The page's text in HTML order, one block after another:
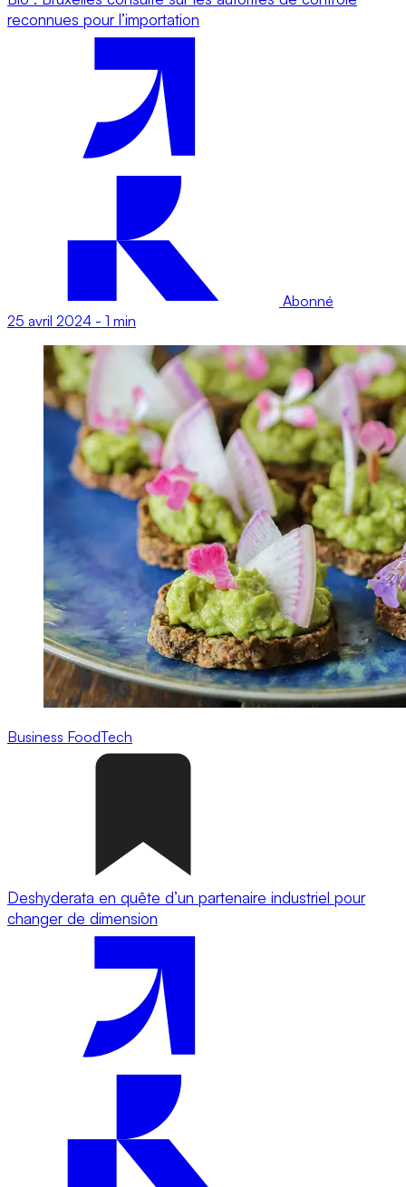
reconnues pour l’importation
Abonné
25 avril 2024 - 1 min
Business FoodTech
Deshyderata en quête d’un partenaire industriel pour
changer de dimension